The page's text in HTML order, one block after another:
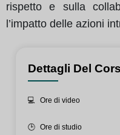
rispetto e sulla
l’impatto delle azioni
Dettagli Del
💻 Ore di video
🕒 Ore di studio